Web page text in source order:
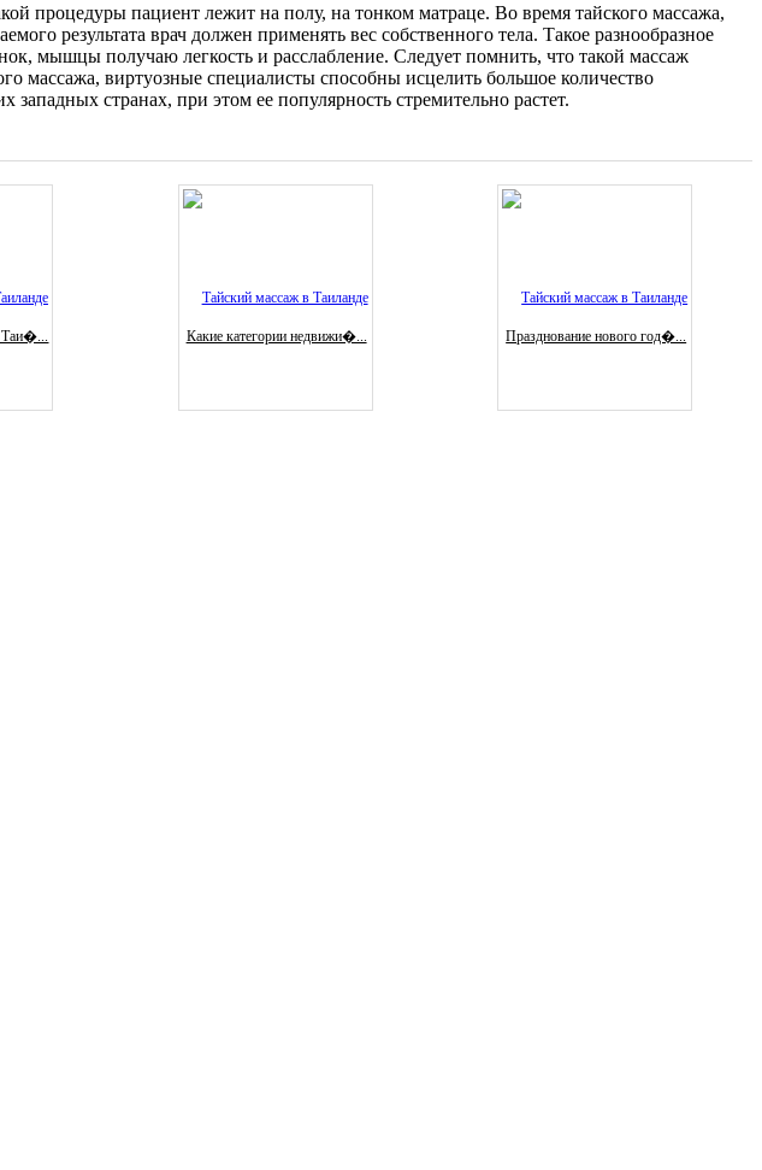
процедуры пациент лежит на полу, на тонком матраце. Во время тайского массажа,
результата врач должен применять вес собственного тела. Такое разнообразное
мышцы получаю легкость и расслабление. Следует помнить, что такой массаж
массажа, виртуозные специалисты способны исцелить большое количество
странах, при этом ее популярность стремительно растет.
Какие категории недвижи�... Празднование нового год�...